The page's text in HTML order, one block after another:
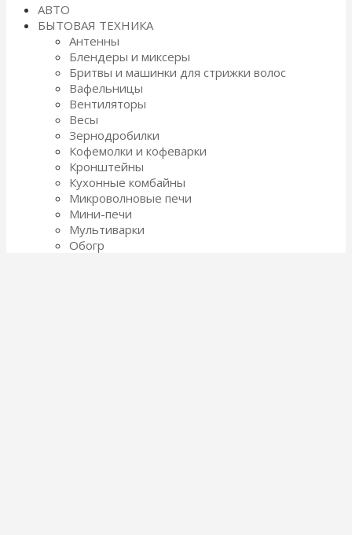
АВТО
БЫТОВАЯ ТЕХНИКА
Антенны
Блендеры и миксеры
Бритвы и машинки для стрижки волос
Вафельницы
Вентиляторы
Весы
Зернодробилки
Кофемолки и кофеварки
Кронштейны
Кухонные комбайны
Микроволновые печи
Мини-печи
Мультиварки
Обогр